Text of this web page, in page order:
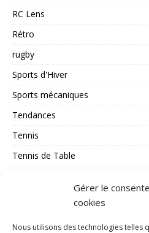
Gérer le
cookies
Nous utilisons des technologies telles
RC Lens
Rétro
rugby
Sports d'Hiver
Sports mécaniques
Tendances
Tennis
Tennis de Table